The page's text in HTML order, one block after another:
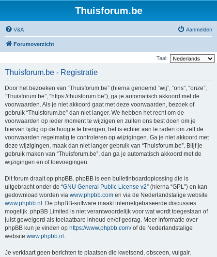
Thuisforum.be
V&A Aanmelden
Forumoverzicht
Taal:
Thuisforum.be - Registratie
Door het bezoeken van “Thuisforum.be” (hierna genoemd “wij”, “ons”, “onze”,
“Thuisforum.be”, “https://thuisforum.be”), ga je automatisch akkoord met de
voorwaarden. Als je niet akkoord gaat met deze voorwaarden, bezoek of
gebruik “Thuisforum.be” dan niet langer. We hebben het recht om de
voorwaarden op ieder moment te wijzigen en zullen ons best doen om je
hiervan tijdig op de hoogte te brengen, het is echter aan te raden om zelf de
voorwaarden regelmatig te controleren op wijzigingen. Ga je niet akkoord met
deze wijzigingen, maak dan niet langer gebruik van “Thuisforum.be”. Blijf je
gebruik maken van “Thuisforum.be”, dan ga je automatisch akkoord met de
wijzigingen en of toevoegingen.
Dit forum draait op phpBB. phpBB is een bulletinboardoplossing die is
uitgebracht onder de “GNU General Public License v2” (hierna “GPL”) en kan
gedownload worden via www.phpbb.com en via de Nederlandstalige website
www.phpbb.nl . De phpBB-software maakt internetgebaseerde discussies
mogelijk. phpBB Limited is niet verantwoordelijk voor wat wordt toegestaan of
juist geweigerd als toelaatbare inhoud en/of gedrag. Meer informatie over
phpBB kun je vinden op https://www.phpbb.com/of de Nederlandstalige
website www.phpbb.nl .
Je verklaart geen berichten te plaatsen die kwetsend, obsceen, vulgair,